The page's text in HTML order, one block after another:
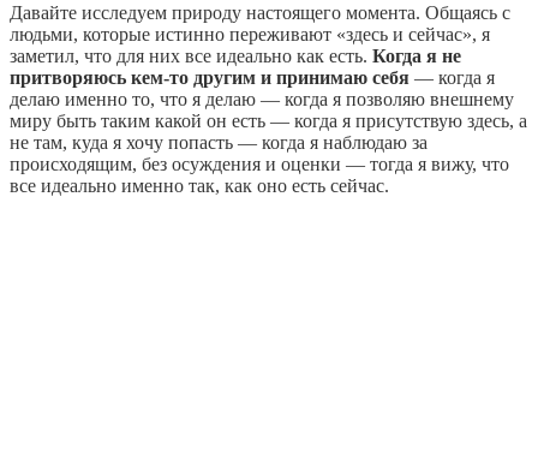
Давайте исследуем природу настоящего момента. Общаясь с
людьми, которые истинно переживают «здесь и сейчас», я
заметил, что для них все идеально как есть. Когда я не
притворяюсь кем-то другим и принимаю себя — когда я
делаю именно то, что я делаю — когда я позволяю внешнему
миру быть таким какой он есть — когда я присутствую здесь, а
не там, куда я хочу попасть — когда я наблюдаю за
происходящим, без осуждения и оценки — тогда я вижу, что
все идеально именно так, как оно есть сейчас.